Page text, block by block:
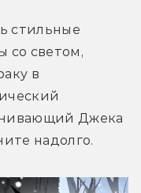
стильные
со светом,
в
Джека
надолго.